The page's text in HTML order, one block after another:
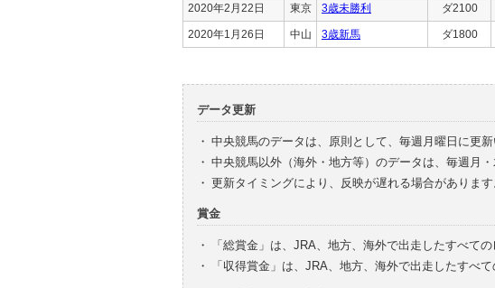
2020年2月22日 東京 3歳未勝利 ダ2100
2020年1月26日 中山 3歳新馬 ダ1800
データ更新
・ 中央競馬のデータは、原則として、毎週月曜日に更新
・ 中央競馬以外（海外・地方等）のデータは、毎週月・
・ 更新タイミングにより、反映が遅れる場合があります
賞金
・
「総賞金」は、JRA、地方、海外で出走したすべて
・
「収得賞金」は、JRA、地方、海外で出走したすべ